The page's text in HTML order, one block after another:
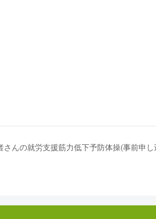
さんの就労支援筋力低下予防体操(事前申し